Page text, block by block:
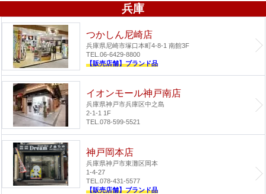
兵庫
つかしん尼崎店
兵庫県尼崎市塚口本町4-8-1 南館3F
TEL.06-6429-8800
【販売店舗】ブランド品
イオンモール神戸南店
兵庫県神戸市兵庫区中之島
2-1-1 1F
TEL.078-599-5521
神戸岡本店
兵庫県神戸市東灘区岡本
1-4-27
TEL.078-431-5577
【販売店舗】ブランド品